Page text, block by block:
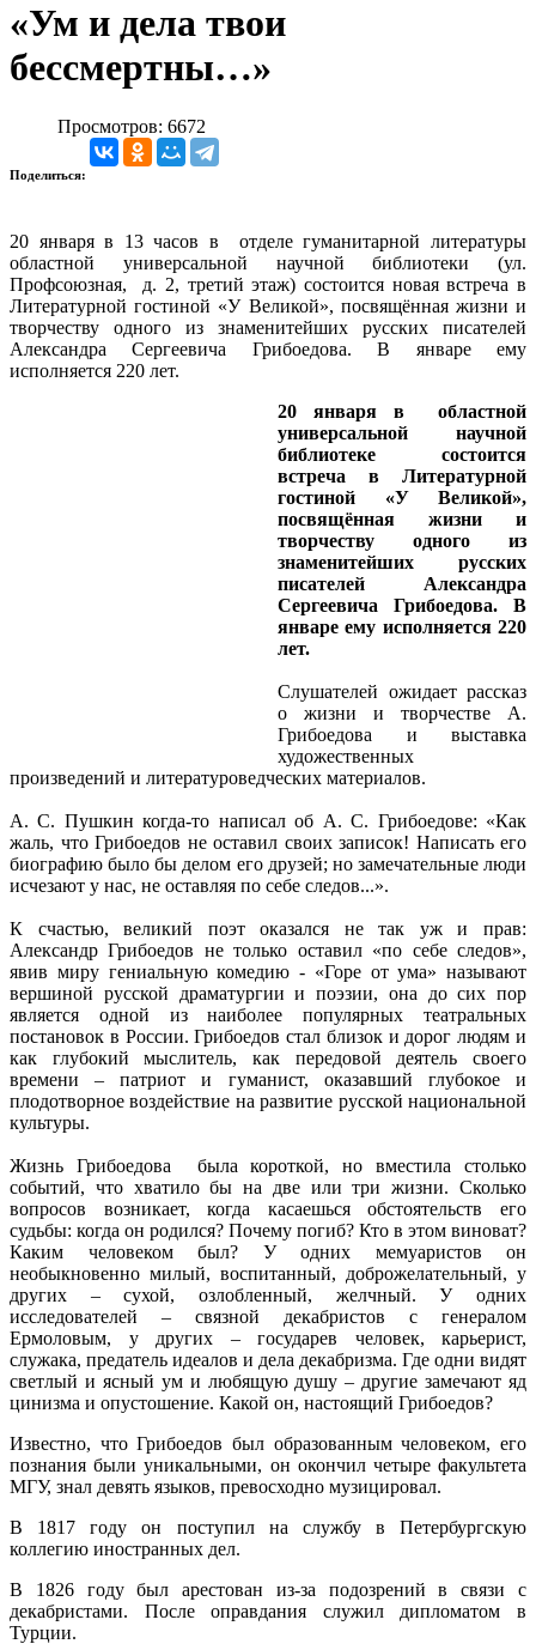
«Ум и дела твои
бессмертны…»
Просмотров: 6672
Поделиться:
20 января в 13 часов в отделе гуманитарной литературы
областной универсальной научной библиотеки (ул.
Профсоюзная, д. 2, третий этаж) состоится новая встреча в
Литературной гостиной «У Великой», посвящённая жизни и
творчеству одного из знаменитейших русских писателей
Александра Сергеевича Грибоедова. В январе ему
исполняется 220 лет.
20 января в областной
универсальной научной
библиотеке состоится
встреча в Литературной
гостиной «У Великой»,
посвящённая жизни и
творчеству одного из
знаменитейших русских
писателей Александра
Сергеевича Грибоедова. В
январе ему исполняется 220
лет.
Слушателей ожидает рассказ
о жизни и творчестве А.
Грибоедова и выставка
художественных
произведений и литературоведческих материалов.
А. С. Пушкин когда-то написал об А. С. Грибоедове: «Как
жаль, что Грибоедов не оставил своих записок! Написать его
биографию было бы делом его друзей; но замечательные люди
исчезают у нас, не оставляя по себе следов...».
К счастью, великий поэт оказался не так уж и прав:
Александр Грибоедов не только оставил «по себе следов»,
явив миру гениальную комедию - «Горе от ума» называют
вершиной русской драматургии и поэзии, она до сих пор
является одной из наиболее популярных театральных
постановок в России. Грибоедов стал близок и дорог людям и
как глубокий мыслитель, как передовой деятель своего
времени – патриот и гуманист, оказавший глубокое и
плодотворное воздействие на развитие русской национальной
культуры.
Жизнь Грибоедова была короткой, но вместила столько
событий, что хватило бы на две или три жизни. Сколько
вопросов возникает, когда касаешься обстоятельств его
судьбы: когда он родился? Почему погиб? Кто в этом виноват?
Каким человеком был? У одних мемуаристов он
необыкновенно милый, воспитанный, доброжелательный, у
других – сухой, озлобленный, желчный. У одних
исследователей – связной декабристов с генералом
Ермоловым, у других – государев человек, карьерист,
служака, предатель идеалов и дела декабризма. Где одни видят
светлый и ясный ум и любящую душу – другие замечают яд
цинизма и опустошение. Какой он, настоящий Грибоедов?
Известно, что Грибоедов был образованным человеком, его
познания были уникальными, он окончил четыре факультета
МГУ, знал девять языков, превосходно музицировал.
В 1817 году он поступил на службу в Петербургскую
коллегию иностранных дел.
В 1826 году был арестован из-за подозрений в связи с
декабристами. После оправдания служил дипломатом в
Турции.